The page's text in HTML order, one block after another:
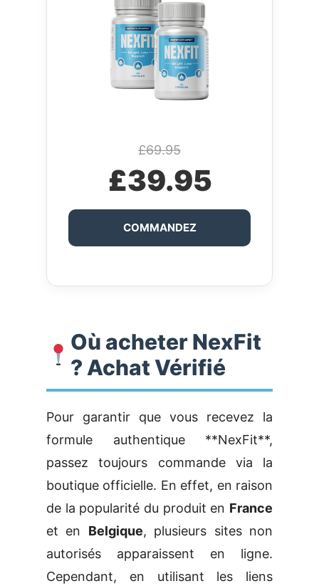
£69.95
£39.95
COMMANDEZ
Où acheter NexFit
? Achat Vérifié
Pour garantir que vous recevez la
formule authentique **NexFit**,
passez toujours commande via la
boutique officielle. En effet, en raison
de la popularité du produit en France
et en Belgique, plusieurs sites non
autorisés apparaissent en ligne.
Cependant, en utilisant les liens